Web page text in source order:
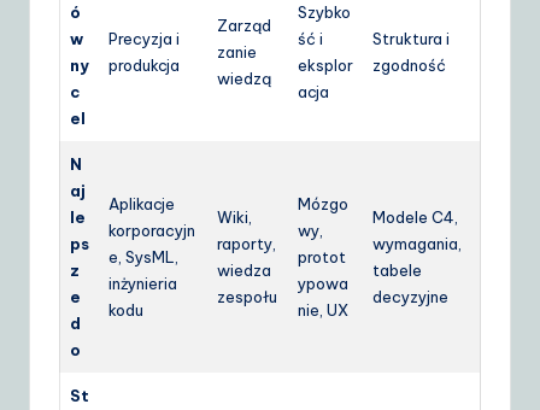
ó
w
ny
c
el
Precyzja i
produkcja
Zarząd
zanie
wiedzą
Szybko
ść i
eksplor
acja
Struktura i
zgodność
N
aj
le
ps
z
e
d
o
Aplikacje
korporacyjn
e, SysML,
inżynieria
kodu
Wiki,
raporty,
wiedza
zespołu
Mózgo
wy,
protot
ypowa
nie, UX
Modele C4,
wymagania,
tabele
decyzyjne
St